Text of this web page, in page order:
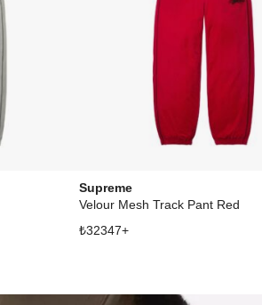
Supreme
Velour Mesh Track Pant Red
₺32347+